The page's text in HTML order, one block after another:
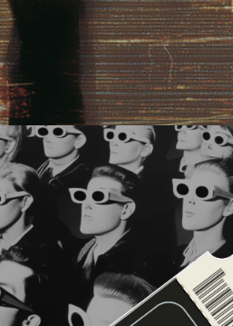
Партнеры мероприятия
все партнеры